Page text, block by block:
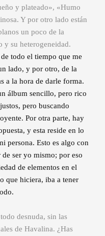
y plateado», «Humo
Y por otro lado están
un poco de la
y su heterogeneidad.
todo el tiempo que me
lado, y por otro, de la
a la hora de darle forma.
álbum sencillo, pero rico
pero buscando
Por otra parte, hay
y esta reside en lo
persona. Esto es algo con
ser yo mismo; por eso
de elementos en el
que hiciera, iba a tener
desnuda, sin las
de Havalina. ¿Has